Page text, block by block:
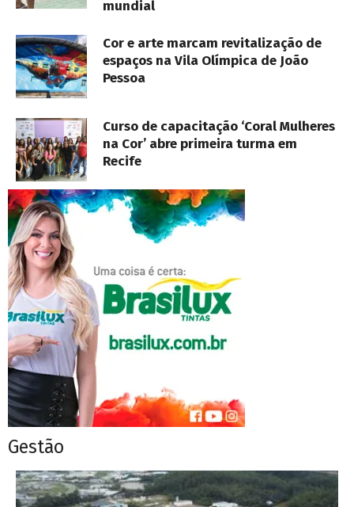
mundial
Cor e arte marcam revitalização de
espaços na Vila Olímpica de João
Pessoa
Curso de capacitação ‘Coral Mulheres
na Cor’ abre primeira turma em
Recife
Gestão